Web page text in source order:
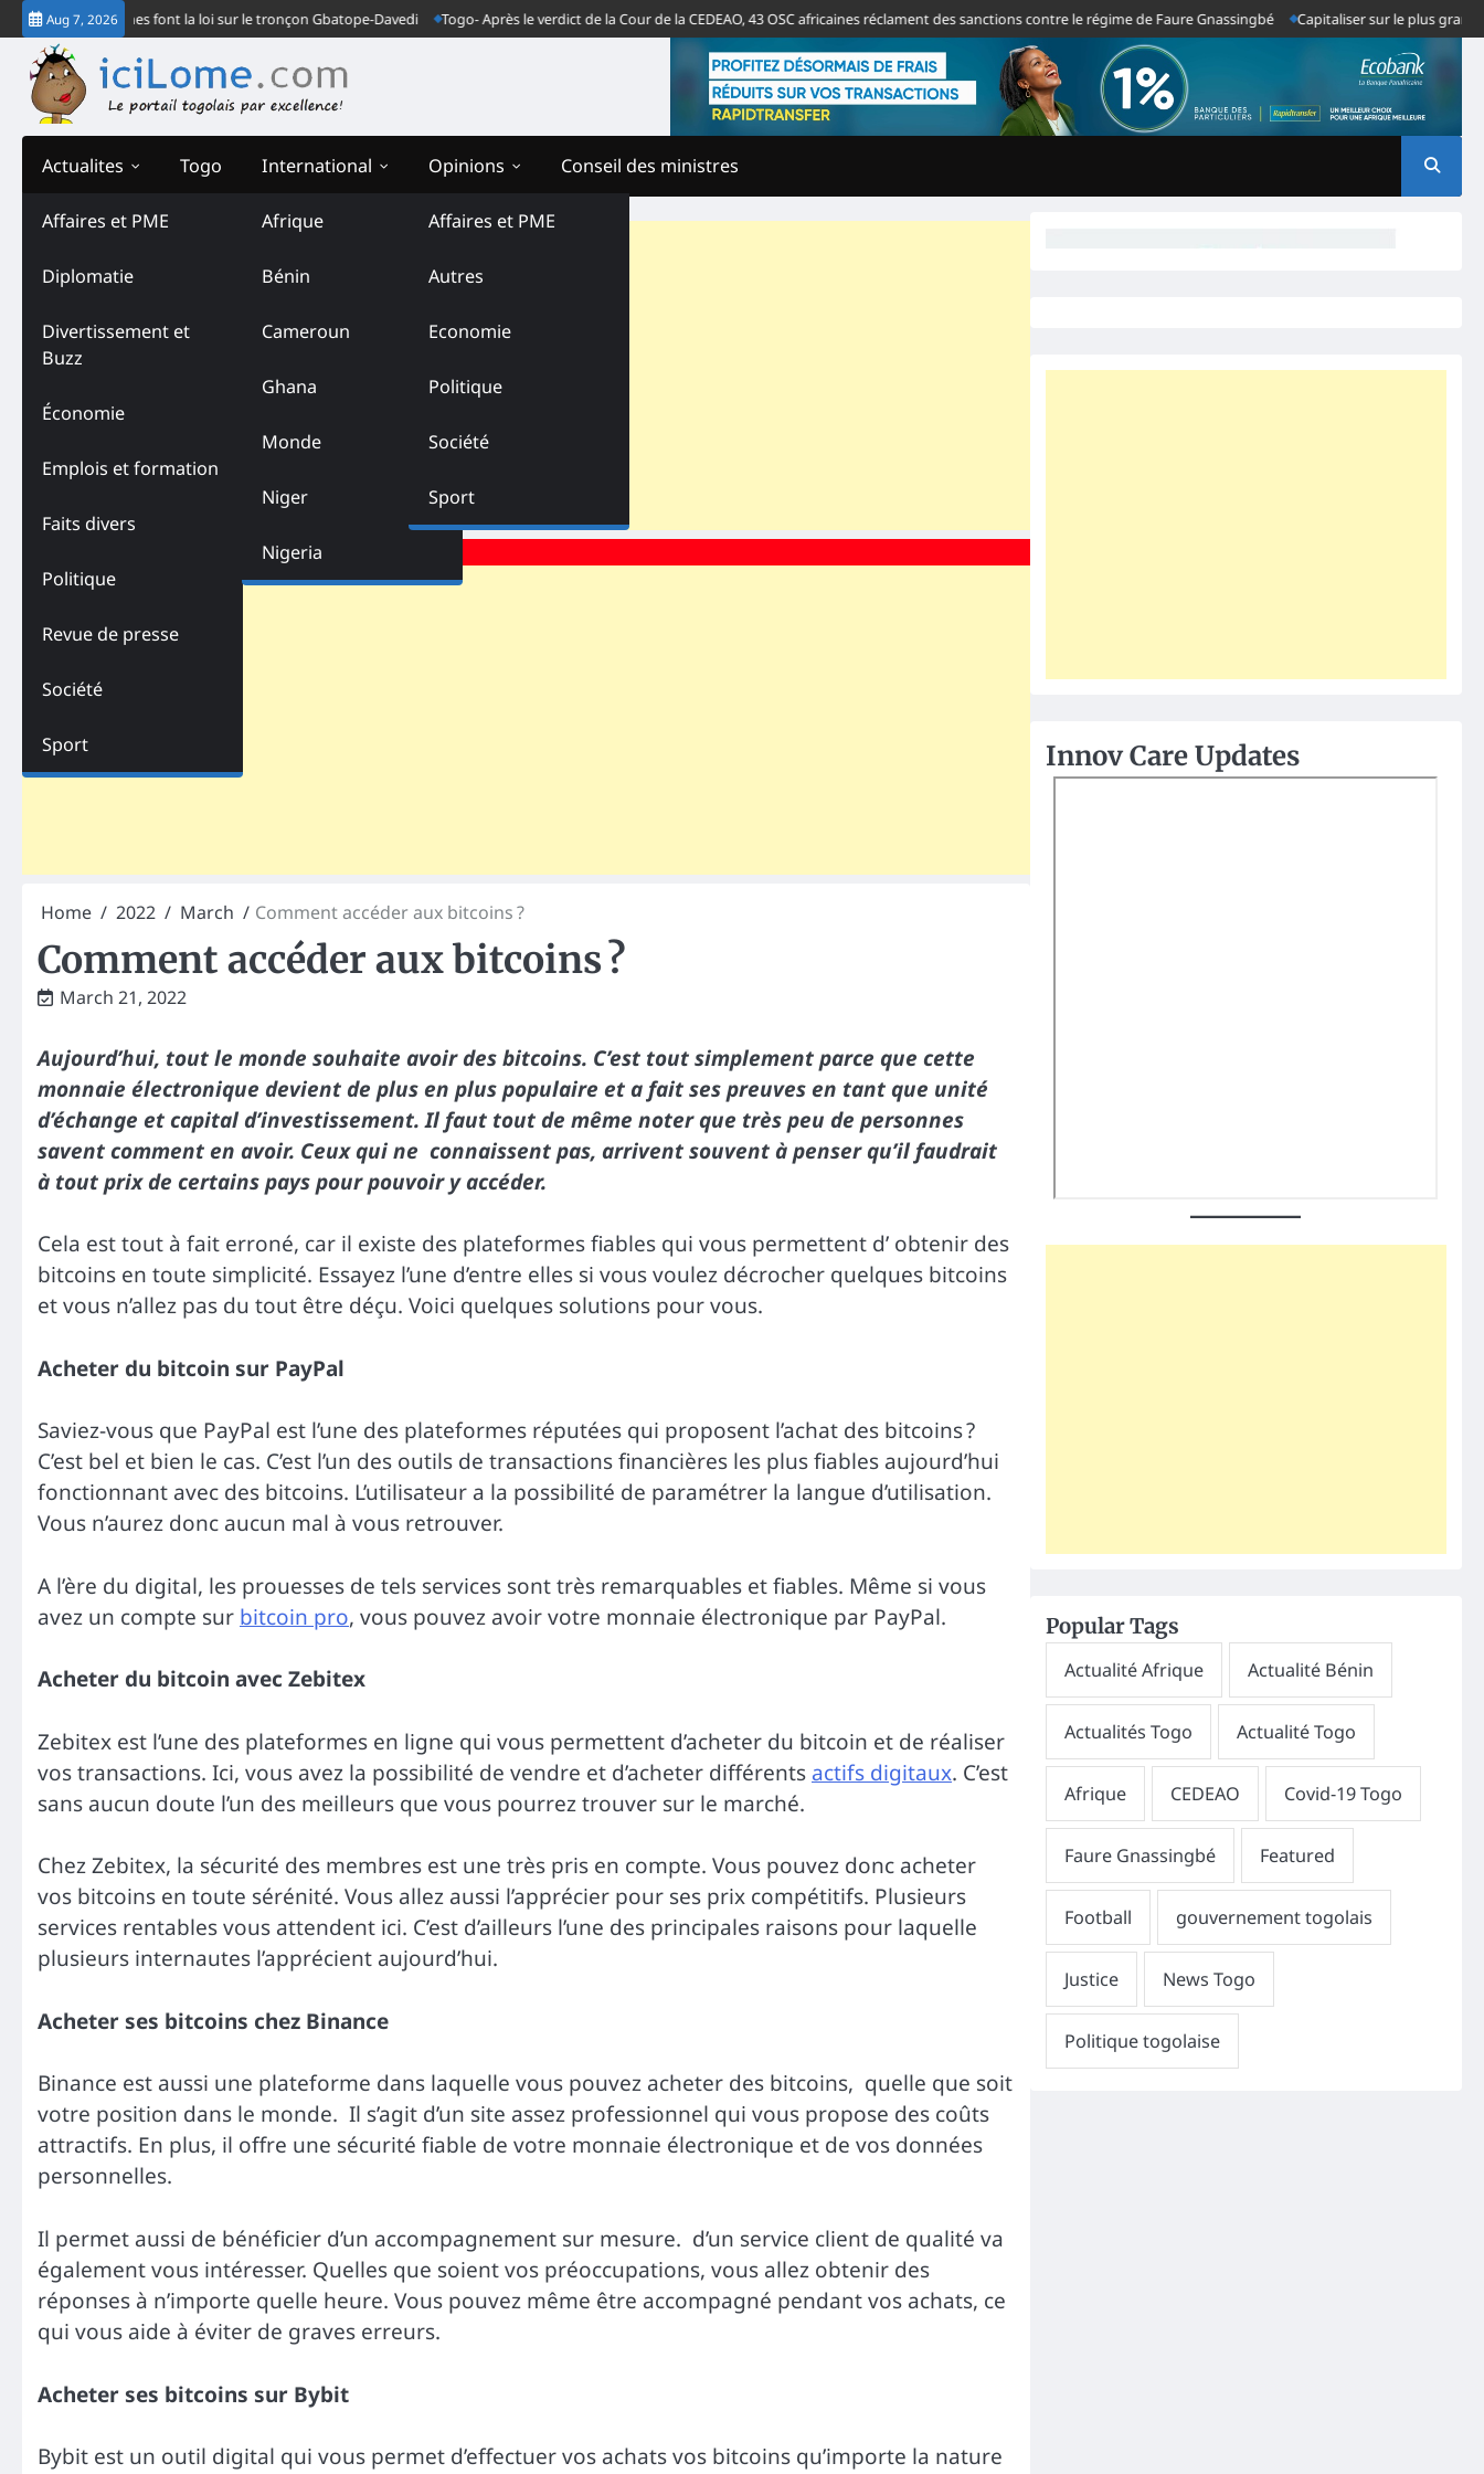
Skip
to
content
Aug 7, 2026
gendarmes font la loi sur le tronçon Gbatope-Davedi Togo- Après le verdict de la Cour de la CEDEAO, 43 OSC africaines réclament des sanctions contre le régime de Faure Gnassingbé Capitaliser sur le plus grand échec
Actualites
Affaires et PME
Diplomatie
Divertissement et
Buzz
Économie
Emplois et formation
Faits divers
Politique
Revue de presse
Société
Sport
Togo International
Afrique
Bénin
Cameroun
Ghana
Monde
Niger
Nigeria
Opinions
Affaires et PME
Autres
Economie
Politique
Société
Sport
Conseil des ministres
Home 2022 March Comment accéder aux bitcoins ?
Comment accéder aux bitcoins ?
March 21, 2022
Aujourd’hui, tout le monde souhaite avoir des bitcoins. C’est tout simplement parce que cette
monnaie électronique devient de plus en plus populaire et a fait ses preuves en tant que unité
d’échange et capital d’investissement. Il faut tout de même noter que très peu de personnes
savent comment en avoir. Ceux qui ne connaissent pas, arrivent souvent à penser qu’il faudrait
à tout prix de certains pays pour pouvoir y accéder.
Cela est tout à fait erroné, car il existe des plateformes fiables qui vous permettent d’ obtenir des
bitcoins en toute simplicité. Essayez l’une d’entre elles si vous voulez décrocher quelques bitcoins
et vous n’allez pas du tout être déçu. Voici quelques solutions pour vous.
Acheter du bitcoin sur PayPal
Saviez-vous que PayPal est l’une des plateformes réputées qui proposent l’achat des bitcoins ?
C’est bel et bien le cas. C’est l’un des outils de transactions financières les plus fiables aujourd’hui
fonctionnant avec des bitcoins. L’utilisateur a la possibilité de paramétrer la langue d’utilisation.
Vous n’aurez donc aucun mal à vous retrouver.
A l’ère du digital, les prouesses de tels services sont très remarquables et fiables. Même si vous
avez un compte sur bitcoin pro, vous pouvez avoir votre monnaie électronique par PayPal.
Acheter du bitcoin avec Zebitex
Zebitex est l’une des plateformes en ligne qui vous permettent d’acheter du bitcoin et de réaliser
vos transactions. Ici, vous avez la possibilité de vendre et d’acheter différents actifs digitaux. C’est
sans aucun doute l’un des meilleurs que vous pourrez trouver sur le marché.
Chez Zebitex, la sécurité des membres est une très pris en compte. Vous pouvez donc acheter
vos bitcoins en toute sérénité. Vous allez aussi l’apprécier pour ses prix compétitifs. Plusieurs
services rentables vous attendent ici. C’est d’ailleurs l’une des principales raisons pour laquelle
plusieurs internautes l’apprécient aujourd’hui.
Acheter ses bitcoins chez Binance
Binance est aussi une plateforme dans laquelle vous pouvez acheter des bitcoins, quelle que soit
votre position dans le monde. Il s’agit d’un site assez professionnel qui vous propose des coûts
attractifs. En plus, il offre une sécurité fiable de votre monnaie électronique et de vos données
personnelles.
Il permet aussi de bénéficier d’un accompagnement sur mesure. d’un service client de qualité va
également vous intéresser. Quelles que soient vos préoccupations, vous allez obtenir des
réponses à n’importe quelle heure. Vous pouvez même être accompagné pendant vos achats, ce
qui vous aide à éviter de graves erreurs.
Acheter ses bitcoins sur Bybit
Bybit est un outil digital qui vous permet d’effectuer vos achats vos bitcoins qu’importe la nature
Innov Care Updates
Popular Tags